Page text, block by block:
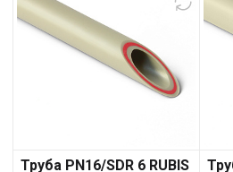
Труба PN16/SDR 6 RUBIS